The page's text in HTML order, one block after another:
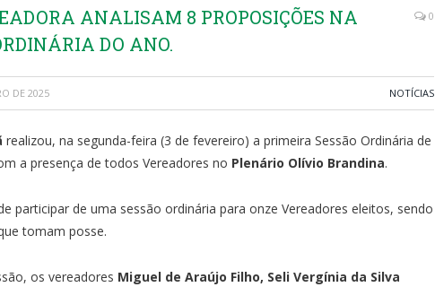
ANALISAM 8 PROPOSIÇÕES NA
DO ANO.
0
DE 2025 NOTÍCIAS
realizou, na segunda-feira (3 de fevereiro) a primeira Sessão Ordinária de
a presença de todos Vereadores no Plenário Olívio Brandina.
participar de uma sessão ordinária para onze Vereadores eleitos, sendo
tomam posse.
os vereadores Miguel de Araújo Filho, Seli Vergínia da Silva